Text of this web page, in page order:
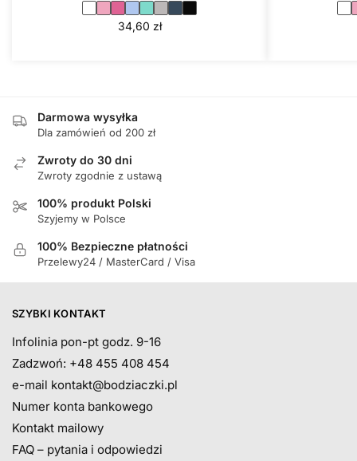
34,60 zł
Darmowa wysyłka
Dla zamówień od 200 zł
Zwroty do 30 dni
Zwroty zgodnie z ustawą
100% produkt Polski
Szyjemy w Polsce
100% Bezpieczne płatności
Przelewy24 / MasterCard / Visa
SZYBKI KONTAKT
Infolinia pon-pt godz. 9-16
Zadzwoń: +48 455 408 454
e-mail kontakt@bodziaczki.pl
Numer konta bankowego
Kontakt mailowy
FAQ – pytania i odpowiedzi